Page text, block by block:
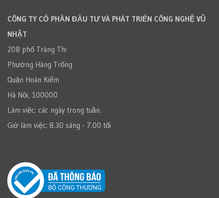
CÔNG TY CỔ PHẦN ĐẦU TƯ VÀ PHÁT TRIỂN CÔNG NGHỆ VŨ
NHẬT
20B phố Tràng Thi
Phường Hàng Trống
Quận Hoàn Kiếm
Hà Nội, 100000
Làm việc: các ngày trong tuần.
Giờ làm việc: 8.30 sáng - 7.00 tối